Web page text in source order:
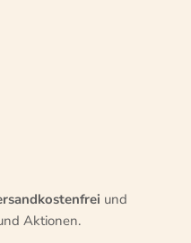
und
Aktionen.